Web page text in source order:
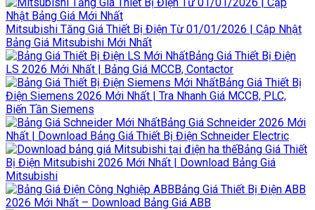
Mitsubishi Tăng Giá Thiết Bị Điện Từ 01/01/2026 | Cập Nhật
Bảng Giá Mitsubishi Mới Nhất
Bảng Giá Thiết Bị Điện
LS 2026 Mới Nhất | Bảng Giá MCCB, Contactor
Bảng Giá Thiết Bị
Điện Siemens 2026 Mới Nhất | Tra Nhanh Giá MCCB, PLC,
Biến Tần Siemens
Bảng Giá Schneider 2026 Mới
Nhất | Download Bảng Giá Thiết Bị Điện Schneider Electric
Bảng Giá Thiết
Bị Điện Mitsubishi 2026 Mới Nhất | Download Bảng Giá
Mitsubishi
Bảng Giá Thiết Bị Điện ABB
2026 Mới Nhất – Download Bảng Giá ABB